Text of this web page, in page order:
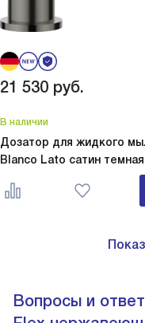
21 530 руб.
В наличии
Дозатор для жидкого
Blanco Lato сатин темная
Lato сатин темная
527743
Вопросы и